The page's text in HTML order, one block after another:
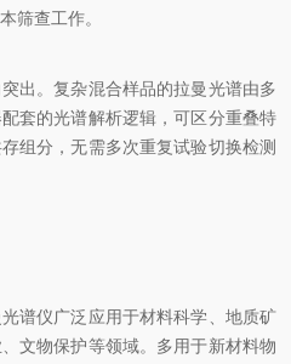
筛查工作。
。复杂混合样品的拉曼光谱由多
套的光谱解析逻辑，可区分重叠特
组分，无需多次重复试验切换检测
仪广泛应用于材料科学、地质矿
文物保护等领域。多用于新材料物